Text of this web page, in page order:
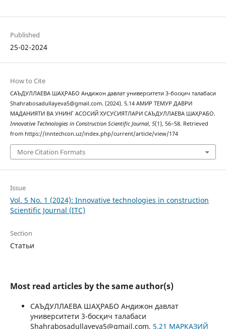
Published
25-02-2024
How to Cite
САЪДУЛЛАЕВА ШАҲРАБО Андижон давлат университети 3-босқич талабаси
Shahrabosadullayeva5@gmail.com. (2024). 5.14 АМИР ТЕМУР ДАВРИ
МАДАНИЯТИ ВА УНИНГ АСОСИЙ ХУСУСИЯТЛАРИ САЪДУЛЛАЕВА ШАҲРАБО.
Innovative Technologies in Construction Scientific Journal, 5(1), 56–58. Retrieved
from https://inntechcon.uz/index.php/current/article/view/174
More Citation Formats
Issue
Vol. 5 No. 1 (2024): Innovative technologies in construction
Scientific Journal (ITC)
Section
Статьи
Most read articles by the same author(s)
САЪДУЛЛАЕВА ШАҲРАБО Андижон давлат
университети 3-босқич талабаси
Shahrabosadullayeva5@gmail.com, 5.21 МАРКАЗИЙ